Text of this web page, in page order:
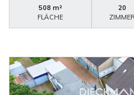
508 m²
FLÄCHE
20